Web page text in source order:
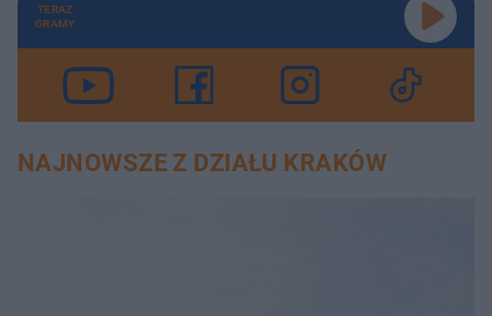
TERAZ
GRAMY
NAJNOWSZE Z DZIAŁU KRAKÓW